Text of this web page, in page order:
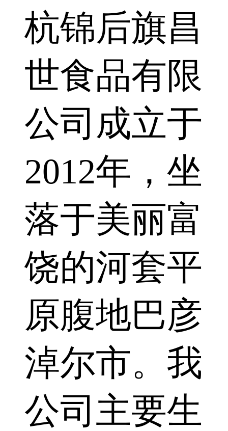
杭锦后旗昌
世食品有限
公司成立于
2012年，坐
落于美丽富
饶的河套平
原腹地巴彦
淖尔市。我
公司主要生